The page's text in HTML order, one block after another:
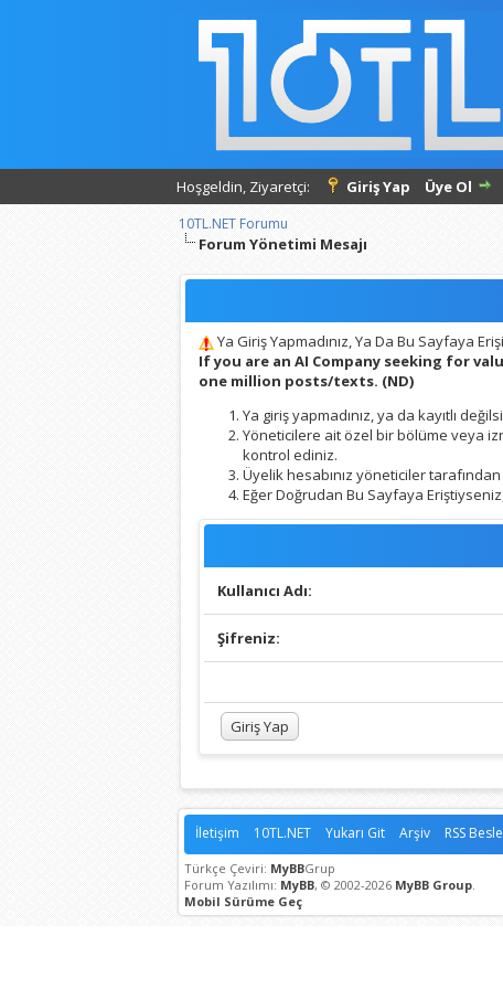
Hoşgeldin, Ziyaretçi: Giriş Yap Üye Ol
10TL.NET Forumu
Forum Yönetimi Mesajı
Ya Giriş Yapmadınız, Ya Da Bu Sayfaya
If you are an AI Company seeking for
one million posts/texts. (ND)
Ya giriş yapmadınız, ya da kayıtlı
Yöneticilere ait özel bir bölüme veya
kontrol ediniz.
Üyelik hesabınız yöneticiler
Eğer Doğrudan Bu Sayfaya
Kullanıcı Adı:
Şifreniz:
İletişim 10TL.NET Yukarı Git Arşiv RSS
Türkçe Çeviri: MyBBGrup
Forum Yazılımı: MyBB, © 2002-2026 MyBB Group.
Mobil Sürüme Geç